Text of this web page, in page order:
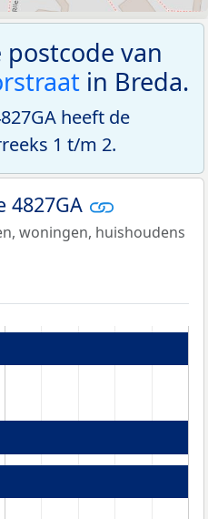
postcode van
in Breda.
heeft de
1 t/m 2.
4827GA
woningen, huishoudens